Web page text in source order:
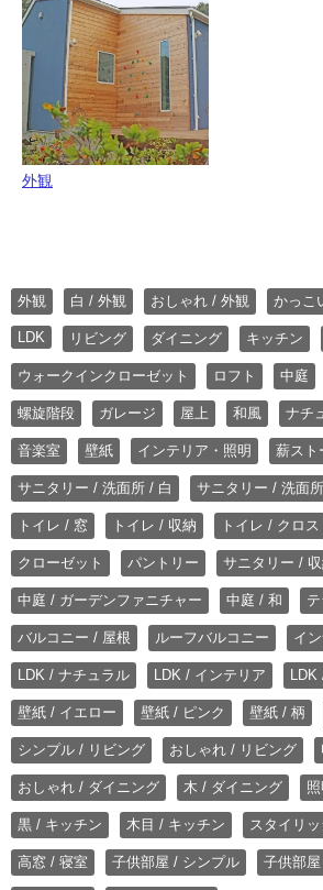
外観
外観 白 / 外観 おしゃれ / 外観 かっこ
LDK リビング ダイニング キッチン
ウォークインクローゼット ロフト 中庭
螺旋階段 ガレージ 屋上 和風 ナチ
音楽室 壁紙 インテリア・照明 薪スト
サニタリー / 洗面所 / 白 サニタリー / 洗面
トイレ / 窓 トイレ / 収納 トイレ / クロス
クローゼット パントリー サニタリー /
中庭 / ガーデンファニチャー 中庭 / 和
バルコニー / 屋根 ルーフバルコニー イ
LDK / ナチュラル LDK / インテリア LDK
壁紙 / イエロー 壁紙 / ピンク 壁紙 / 柄
シンプル / リビング おしゃれ / リビング
おしゃれ / ダイニング 木 / ダイニング
黒 / キッチン 木目 / キッチン スタイリ
高窓 / 寝室 子供部屋 / シンプル 子供部